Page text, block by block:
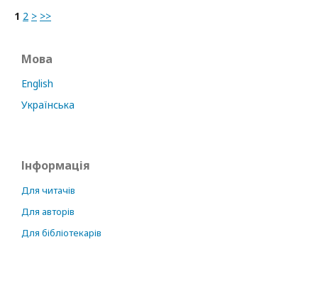
1 2 > >>
Мова
English
Українська
Інформація
Для читачів
Для авторів
Для бібліотекарів